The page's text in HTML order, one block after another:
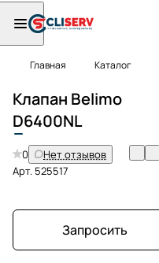
Главная Каталог
Клапан Belimo
D6400NL
0
Нет отзывов
Арт. 525517
Запросить